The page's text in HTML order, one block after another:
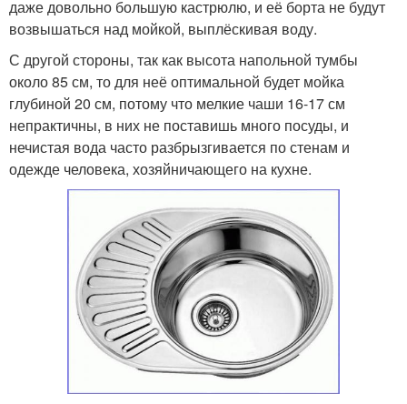
даже довольно большую кастрюлю, и её борта не будут
возвышаться над мойкой, выплёскивая воду.
С другой стороны, так как высота напольной тумбы
около 85 см, то для неё оптимальной будет мойка
глубиной 20 см, потому что мелкие чаши 16-17 см
непрактичны, в них не поставишь много посуды, и
нечистая вода часто разбрызгивается по стенам и
одежде человека, хозяйничающего на кухне.